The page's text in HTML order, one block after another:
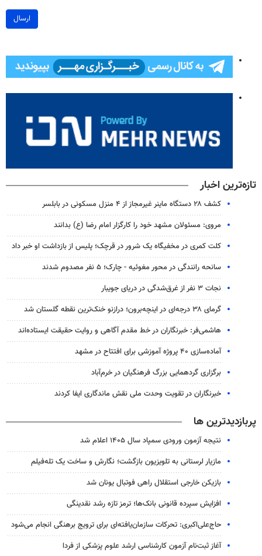
ارسال
تازه‌ترین اخبار
کشف ۲۸ دستگاه ماینر غیرمجاز از ۴ منزل مسکونی در بابلسر
مروی: مسئولان مشهد خود را کارگزار امام رضا (ع) بدانند
کلت کمری در مخفیگاه یک شرور در قرچک؛ پلیس از بازداشت او خبر داد
سانحه رانندگی در محور مغوئیه - چارک؛ ۵ نفر مصدوم شدند
نجات ۳ نفر از غرق‌شدگی در دریای جویبار
گرمای ۳۸ درجه‌ای در اینچه‌برون؛ درازنو خنک‌ترین نقطه گلستان شد
هاشمی‌فر​​​​​​​: خبرنگاران در خط مقدم آگاهی و روایت حقیقت ایستاده‌اند
آماده‌سازی ۴۰ پروژه آموزشی برای افتتاح در مشهد
برگزاری گردهمایی بزرگ فرهنگیان در خرم‌آباد
خبرنگاران در تقویت وحدت ملی نقش ماندگاری ایفا کردند
پربازدیدترین ها
نتیجه آزمون ورودی سمپاد سال ۱۴۰۵ اعلام شد
مازیار لرستانی به تلویزیون بازگشت؛ نگارش و ساخت یک تله‌فیلم
بازیکن خارجی استقلال راهی فوتبال یونان شد
افزایش سپرده قانونی بانک‌ها؛ ترمز تازه رشد نقدینگی
حاج‌علی‌اکبری: تحرکات سازمان‌یافته‌ای برای ترویج برهنگی انجام می‌شود
آغاز ثبت‌نام‌ آزمون کارشناسی ارشد علوم پزشکی از فردا